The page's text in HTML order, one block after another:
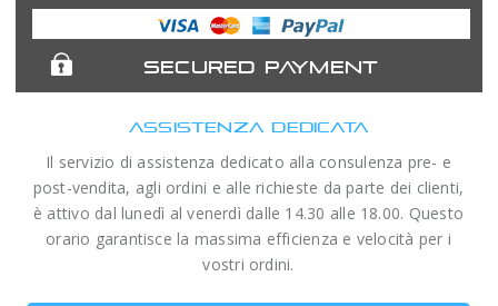
Expert
Telescopes
SECURED PAYMENT
ASSISTENZA DEDICATA
Il servizio di assistenza dedicato alla consulenza pre- e
post-vendita, agli ordini e alle richieste da parte dei clienti,
è attivo dal lunedì al venerdì dalle 14.30 alle 18.00. Questo
orario garantisce la massima efficienza e velocità per i
vostri ordini.